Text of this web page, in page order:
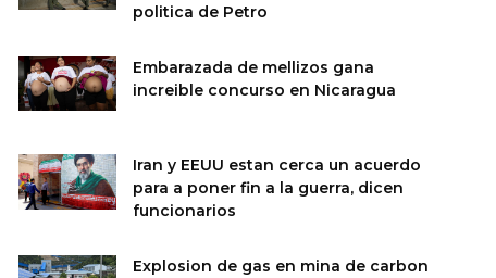
politica de Petro
Embarazada de mellizos gana
increible concurso en Nicaragua
Iran y EEUU estan cerca un acuerdo
para a poner fin a la guerra, dicen
funcionarios
Explosion de gas en mina de carbon